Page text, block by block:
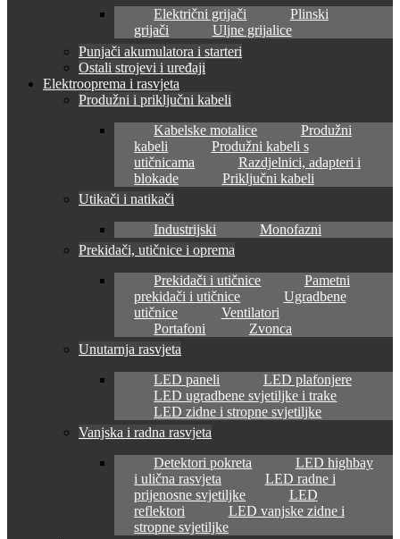
Električni grijači
Plinski
grijači
Uljne grijalice
Punjači akumulatora i starteri
Ostali strojevi i uređaji
Elektrooprema i rasvjeta
Produžni i priključni kabeli
Kabelske motalice
Produžni
kabeli
Produžni kabeli s
utičnicama
Razdjelnici, adapteri i
blokade
Priključni kabeli
Utikači i natikači
Industrijski
Monofazni
Prekidači, utičnice i oprema
Prekidači i utičnice
Pametni
prekidači i utičnice
Ugradbene
utičnice
Ventilatori
Portafoni
Zvonca
Unutarnja rasvjeta
LED paneli
LED plafonjere
LED ugradbene svjetiljke i trake
LED zidne i stropne svjetiljke
Vanjska i radna rasvjeta
Detektori pokreta
LED highbay
i ulična rasvjeta
LED radne i
prijenosne svjetiljke
LED
reflektori
LED vanjske zidne i
stropne svjetiljke